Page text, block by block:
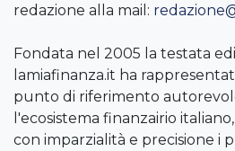
redazione alla mail:
Fondata nel 2005 la testata
lamiafinanza.it ha
punto di riferimento
l'ecosistema finanzairio
con imparzialità e precisione i